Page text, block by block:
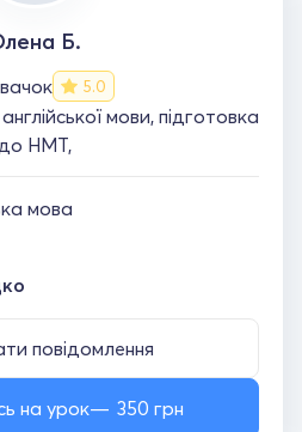
Б.
5.0
мови, підготовка
НМТ,
мова
повідомлення
на урок 350 грн